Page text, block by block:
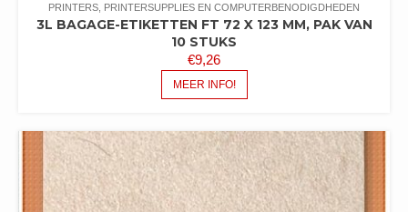
PRINTERS, PRINTERSUPPLIES EN COMPUTERBENODIGDHEDEN
3L BAGAGE-ETIKETTEN FT 72 X 123 MM, PAK VAN
10 STUKS
€9,26
MEER INFO!